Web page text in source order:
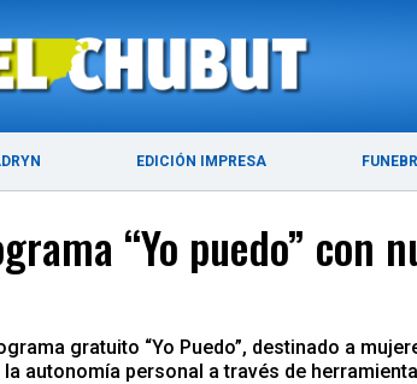
EDICIÓN IMPRESA
ÚLTIMAS NOTICIAS PUERTO MADRYN
“Yo puedo” con
gratuito “Yo Puedo”, destinado a
personal a través de